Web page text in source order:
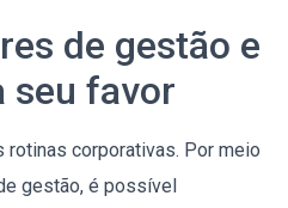
de gestão e
seu favor
rotinas corporativas. Por meio
gestão, é possível